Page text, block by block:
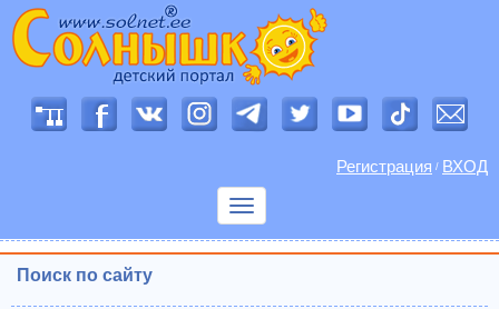
Регистрация / ВХОД
Показать
Поиск по сайту